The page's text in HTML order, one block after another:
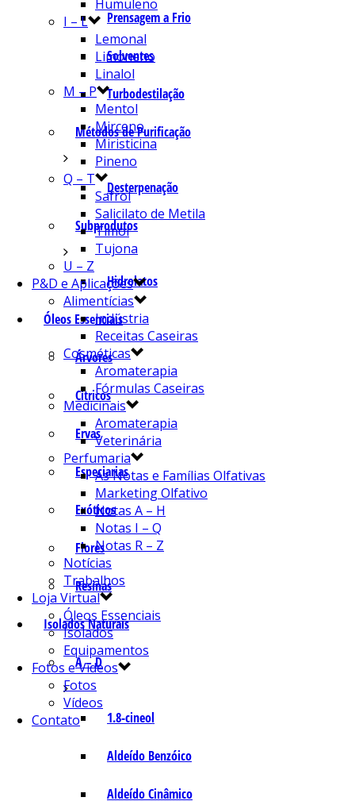
Prensagem a Frio
Solventes
Turbodestilação
Métodos de Purificação
Desterpenação
Subprodutos
Hidrolatos
Óleos Essenciais
Árvores
Cítricos
Ervas
Especiarias
Exóticos
Flores
Resinas
Isolados Naturais
A – D
1.8-cineol
Aldeído Benzóico
Aldeído Cinâmico
Humuleno
I – L
Lemonal
Limoneno
Linalol
M – P
Mentol
Mirceno
Miristicina
Pineno
Q – T
Safrol
Salicilato de Metila
Timol
Tujona
U – Z
P&D e Aplicações
Alimentícias
Indústria
Receitas Caseiras
Cosméticas
Aromaterapia
Fórmulas Caseiras
Medicinais
Aromaterapia
Veterinária
Perfumaria
As Notas e Famílias Olfativas
Marketing Olfativo
Notas A – H
Notas I – Q
Notas R – Z
Notícias
Trabalhos
Loja Virtual
Óleos Essenciais
Isolados
Equipamentos
Fotos e Vídeos
Fotos
Vídeos
Contato